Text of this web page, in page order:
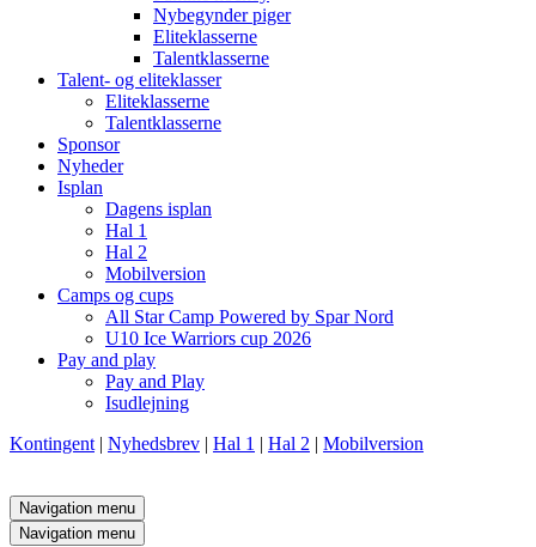
Nybegynder piger
Eliteklasserne
Talentklasserne
Talent- og eliteklasser
Eliteklasserne
Talentklasserne
Sponsor
Nyheder
Isplan
Dagens isplan
Hal 1
Hal 2
Mobilversion
Camps og cups
All Star Camp Powered by Spar Nord
U10 Ice Warriors cup 2026
Pay and play
Pay and Play
Isudlejning
Kontingent | Nyhedsbrev | Hal 1 | Hal 2 | Mobilversion
Navigation menu
Navigation menu